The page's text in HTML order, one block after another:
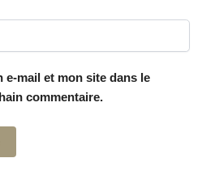
mail et mon site dans le
commentaire.